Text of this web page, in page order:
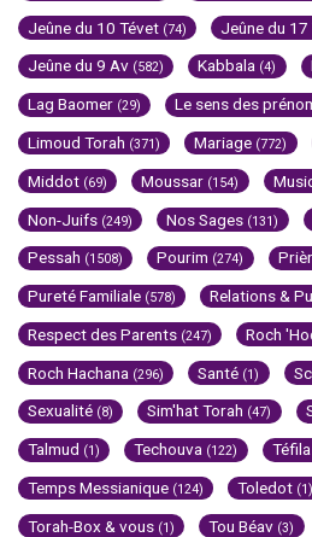
Jeûne du 10 Tévet (74) Jeûne du 17
Jeûne du 9 Av (582) Kabbala (4)
Lag Baomer (29) Le sens des
Limoud Torah (371) Mariage (772)
Middot (69) Moussar (154)
Non-Juifs (249) Nos Sages (131)
Pessah (1508) Pourim (274)
Pureté Familiale (578) Relations &
Respect des Parents (247) Roch
Roch Hachana (296) Santé (1)
Sexualité (8) Sim'hat Torah (47)
Talmud (1) Techouva (122) Téfila
Temps Messianique (124) Toledot (1)
Torah-Box & vous (1) Tou Béav (3)